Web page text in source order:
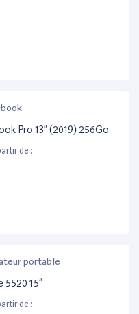
Pro 13” (2019) 256Go
de :
portable
5520 15”
de :